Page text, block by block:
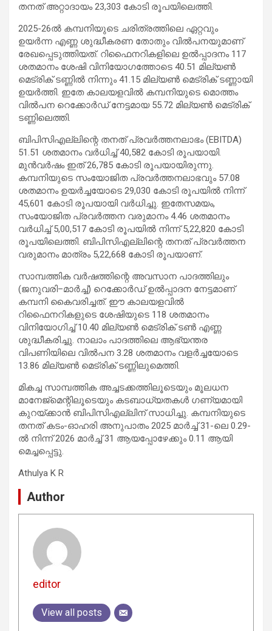
തനത് അറ്റാദായം 23,303 കോടി രൂപയിലെത്തി.
2025-26ൽ കമ്പനിയുടെ ചരിത്രത്തിലെ ഏറ്റവും
ഉയർന്ന എണ്ണ ശുദ്ധീകരണ തോതും വിൽപനയുമാണ്
രേഖപ്പെടുത്തിയത്. റിഫൈനറികളിലെ ഉൽപ്പാദനം 117
ശതമാനം ശേഷി വിനിയോഗത്തോടെ 40.51 മില്യൺ
മെട്രിക് ടണ്ണിൽ നിന്നും 41.15 മില്യൺ മെട്രിക് ടണ്ണായി
ഉയർത്തി. ഇതേ കാലയളവിൽ കമ്പനിയുടെ മൊത്തം
വിൽപന റെക്കോർഡ് നേട്ടമായ 55.72 മില്യൺ മെട്രിക്
ടണ്ണിലെത്തി.
ബിപിസിഎല്ലിന്റെ തനത് പ്രവർത്തനലാഭം (EBITDA)
51.51 ശതമാനം വർധിച്ച് 40,582 കോടി രൂപയായി.
മുൻവർഷം ഇത് 26,785 കോടി രൂപയായിരുന്നു.
കമ്പനിയുടെ സംയോജിത പ്രവർത്തനലാഭവും 57.08
ശതമാനം ഉയർച്ചയോടെ 29,030 കോടി രൂപയിൽ നിന്ന്
45,601 കോടി രൂപയായി വർധിച്ചു. ഇതേസമയം,
സംയോജിത പ്രവർത്തന വരുമാനം 4.46 ശതമാനം
വർധിച്ച് 5,00,517 കോടി രൂപയിൽ നിന്ന് 5,22,820 കോടി
രൂപയിലെത്തി. ബിപിസിഎല്ലിന്റെ തനത് പ്രവർത്തന
വരുമാനം മാത്രം 5,22,668 കോടി രൂപയാണ്.
സാമ്പത്തിക വർഷത്തിന്റെ അവസാന പാദത്തിലും
(ജനുവരി–മാർച്ച്) റെക്കോർഡ് ഉൽപ്പാദന നേട്ടമാണ്
കമ്പനി കൈവരിച്ചത്. ഈ കാലയളവിൽ
റിഫൈനറികളുടെ ശേഷിയുടെ 118 ശതമാനം
വിനിയോഗിച്ച് 10.40 മില്യൺ മെട്രിക് ടൺ എണ്ണ
ശുദ്ധീകരിച്ചു. നാലാം പാദത്തിലെ ആഭ്യന്തര
വിപണിയിലെ വിൽപന 3.28 ശതമാനം വളർച്ചയോടെ
13.86 മില്യൺ മെട്രിക് ടണ്ണിലുമെത്തി.
മികച്ച സാമ്പത്തിക അച്ചടക്കത്തിലൂടെയും മൂലധന
മാനേജ്‌മെന്റിലൂടെയും കടബാധ്യതകൾ ഗണ്യമായി
കുറയ്ക്കാൻ ബിപിസിഎല്ലിന് സാധിച്ചു. കമ്പനിയുടെ
തനത് കടം-ഓഹരി അനുപാതം 2025 മാർച്ച് 31-ലെ 0.29-
ൽ നിന്ന് 2026 മാർച്ച് 31 ആയപ്പോഴേക്കും 0.11 ആയി
മെച്ചപ്പെട്ടു.
Athulya K R
Author
editor
View all posts